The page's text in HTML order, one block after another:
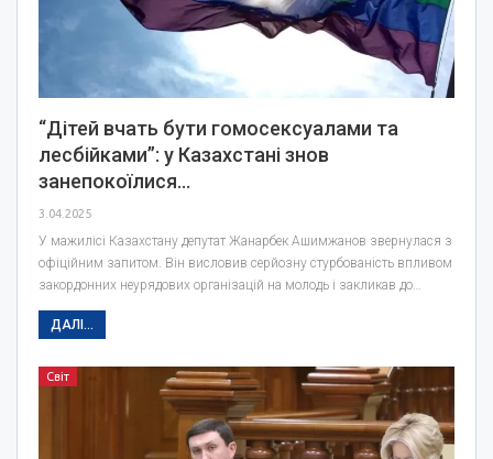
“Дітей вчать бути гомосексуалами та
лесбійками”: у Казахстані знов
занепокоїлися…
3.04.2025
У мажилісі Казахстану депутат Жанарбек Ашимжанов звернулася з
офіційним запитом. Він висловив серйозну стурбованість впливом
закордонних неурядових організацій на молодь і закликав до…
ДАЛІ...
Світ